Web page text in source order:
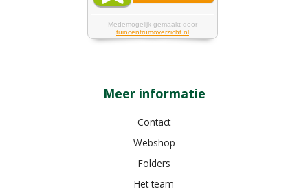
Meer informatie
Contact
Webshop
Folders
Het team